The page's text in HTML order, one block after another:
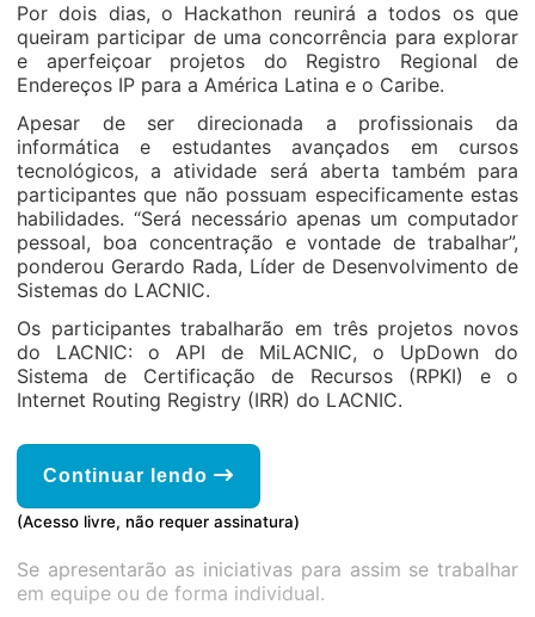
Por dois dias, o Hackathon reunirá a todos os que
queiram participar de uma concorrência para explorar
e aperfeiçoar projetos do Registro Regional de
Endereços IP para a América Latina e o Caribe.
Apesar de ser direcionada a profissionais da
informática e estudantes avançados em cursos
tecnológicos, a atividade será aberta também para
participantes que não possuam especificamente estas
habilidades. “Será necessário apenas um computador
pessoal, boa concentração e vontade de trabalhar”,
ponderou Gerardo Rada, Líder de Desenvolvimento de
Sistemas do LACNIC.
Os participantes trabalharão em três projetos novos
do LACNIC: o API de MiLACNIC, o UpDown do
Sistema de Certificação de Recursos (RPKI) e o
Internet Routing Registry (IRR) do LACNIC.
Continuar lendo
(Acesso livre, não requer assinatura)
Se apresentarão as iniciativas para assim se trabalhar
em equipe ou de forma individual.